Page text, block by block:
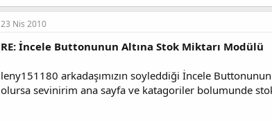
23 Nis 2010
RE: İncele Buttonunun Altına Stok Miktarı Modülü
leny151180 arkadaşımızın soyleddiği İncele
olursa sevinirim ana sayfa ve katagoriler bolumunde